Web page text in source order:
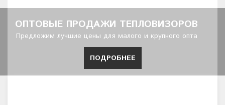
ОПТОВЫЕ ПРОДАЖИ ТЕПЛОВИЗОРОВ
Предложим лучшие цены для малого и крупного опта
ПОДРОБНЕЕ